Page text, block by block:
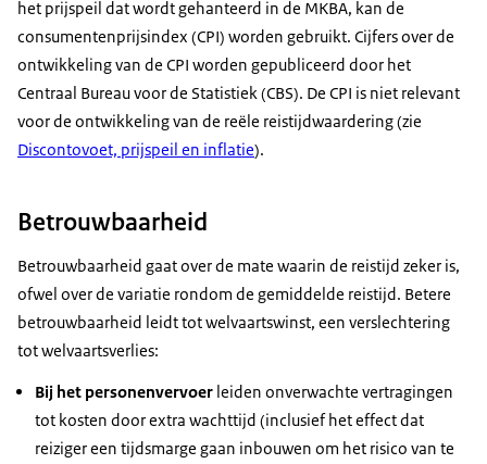
het prijspeil dat wordt gehanteerd in de MKBA, kan de
consumentenprijsindex (CPI) worden gebruikt. Cijfers over de
ontwikkeling van de CPI worden gepubliceerd door het
Centraal Bureau voor de Statistiek (CBS). De CPI is niet relevant
voor de ontwikkeling van de reële reistijdwaardering (zie
Discontovoet, prijspeil en inflatie).
Betrouwbaarheid
Betrouwbaarheid gaat over de mate waarin de reistijd zeker is,
ofwel over de variatie rondom de gemiddelde reistijd. Betere
betrouwbaarheid leidt tot welvaartswinst, een verslechtering
tot welvaartsverlies:
Bij het personenvervoer leiden onverwachte vertragingen
tot kosten door extra wachttijd (inclusief het effect dat
reiziger een tijdsmarge gaan inbouwen om het risico van te